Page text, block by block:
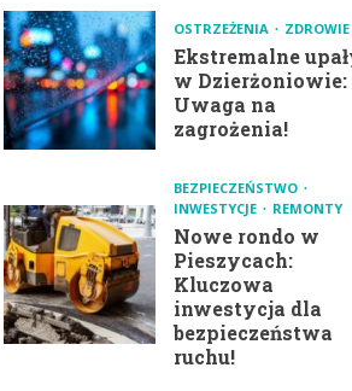
OSTRZEŻENIA ZDROWIE
Ekstremalne
w Dzierżoniowie:
Uwaga na
zagrożenia!
BEZPIECZEŃSTWO
INWESTYCJE
REMONTY
Nowe rondo w
Pieszycach:
Kluczowa
inwestycja dla
bezpieczeństwa
ruchu!